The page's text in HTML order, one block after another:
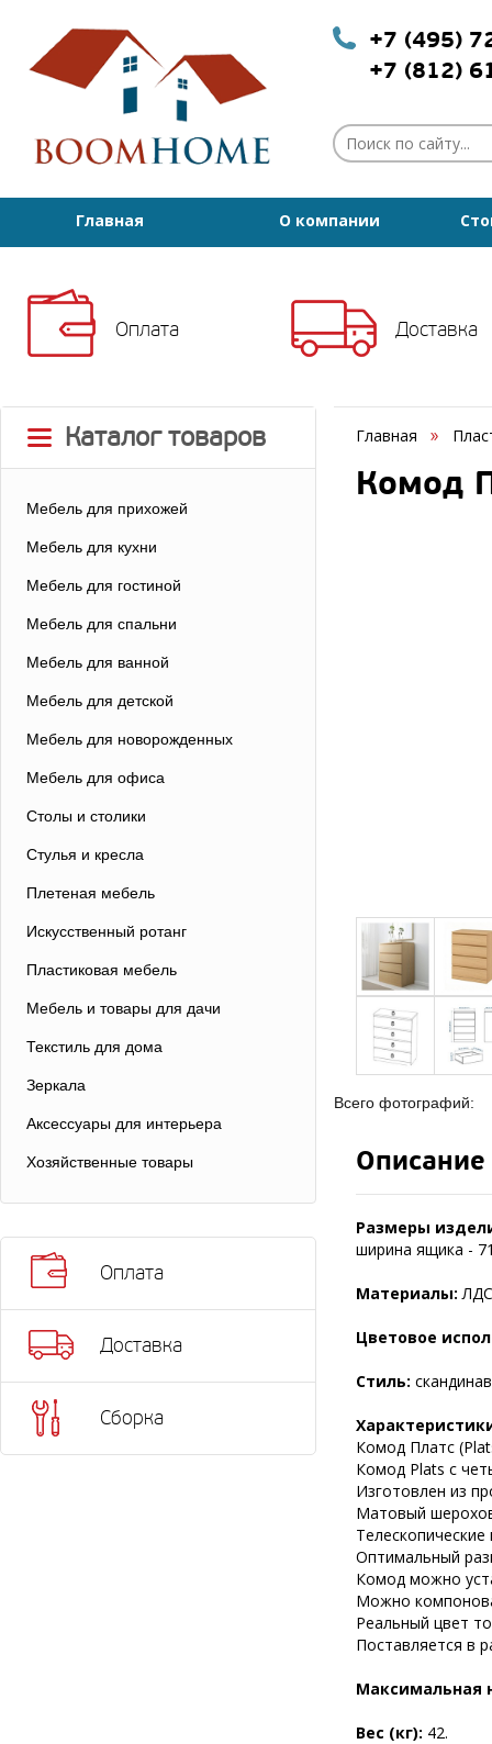
+7 (495)
+7 (812)
Главная О компании
Оплата Доставка
Каталог товаров
Мебель для прихожей
Мебель для кухни
Мебель для гостиной
Мебель для спальни
Мебель для ванной
Мебель для детской
Мебель для новорожденных
Мебель для офиса
Столы и столики
Стулья и кресла
Плетеная мебель
Искусственный ротанг
Пластиковая мебель
Мебель и товары для дачи
Текстиль для дома
Зеркала
Аксессуары для интерьера
Хозяйственные товары
Оплата
Доставка
Сборка
Главная
Комод
Всего фотографий:
Описание
Размеры
ширина ящика -
Материалы:
Цветовое
Стиль:
Комод Платс
Комод Plats с
Изготовлен из
Матовый
Оптимальный
Комод можно
Можно
Реальный цвет
Поставляется в
Максимальная
Вес (кг): 42.